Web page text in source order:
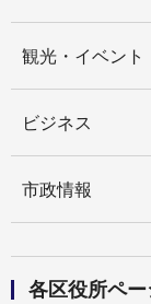
観光・イベント
ビジネス
市政情報
各区役所ペー